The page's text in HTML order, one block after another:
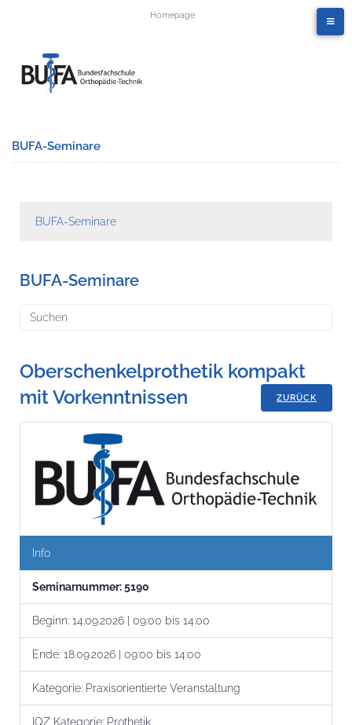
Homepage
BUFA-Seminare
BUFA-Seminare
BUFA-Seminare
Oberschenkelprothetik kompakt
mit Vorkenntnissen
ZURÜCK
Info
Seminar­nummer:5190
Beginn: 14.09.2026 | 09:00 bis 14:00
Ende: 18.09.2026 | 09:00 bis 14:00
Kategorie: Praxisorientierte Veranstaltung
IQZ Kategorie: Prothetik